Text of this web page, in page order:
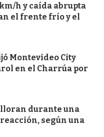
h y caída abrupta
el frente frío y el
Montevideo City
en el Charrúa por
lloran durante una
según una